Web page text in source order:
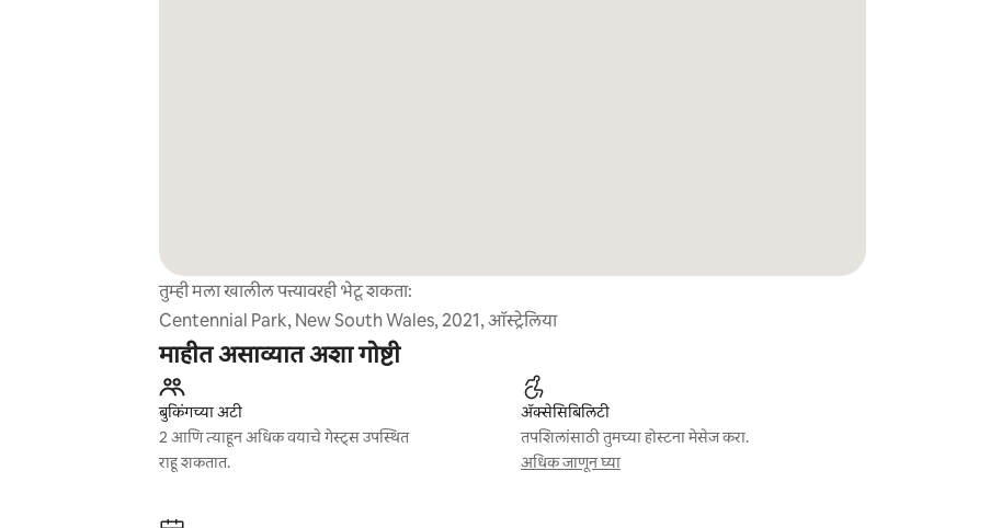
तुम्ही मला खालील पत्त्यावरही भेटू शकता:
Centennial Park, New South Wales, 2021, ऑस्ट्रेलिया
माहीत असाव्यात अशा गोष्टी
बुकिंगच्या अटी
2 आणि त्याहून अधिक वयाचे गेस्ट्स उपस्थित
राहू शकतात.
ॲक्सेसिबिलिटी
तपशिलांसाठी तुमच्या होस्टना मेसेज करा.
अधिक जाणून घ्या